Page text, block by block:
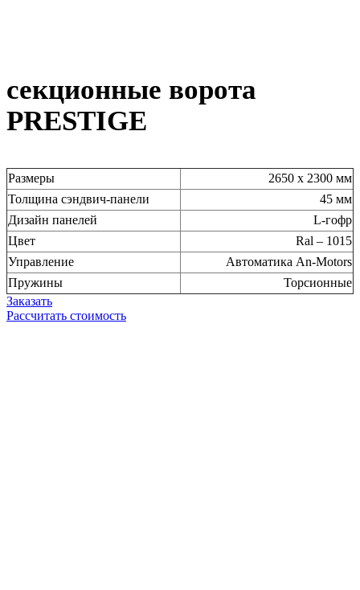
секционные ворота
PRESTIGE
Размеры
2650 х 2300 мм
Толщина сэндвич-панели
45 мм
Дизайн панелей
L-гофр
Цвет
Ral – 1015
Управление
Автоматика An-Motors
Пружины
Торсионные
Заказать
Рассчитать стоимость